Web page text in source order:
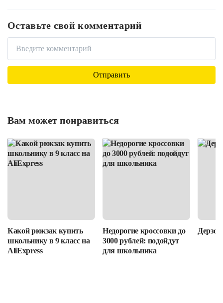
Оставьте свой комментарий
Вам может понравиться
Какой рюкзак купить
школьнику в 9 класс на
AliExpress
Недорогие кроссовки до
3000 рублей: подойдут
для школьника